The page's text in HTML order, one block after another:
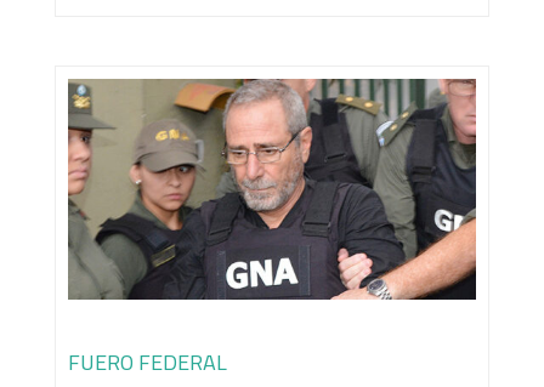
FUERO FEDERAL